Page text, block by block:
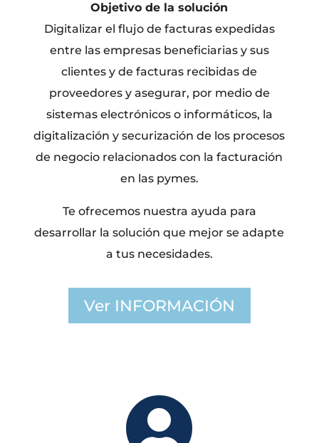
Objetivo de la solución
Digitalizar el flujo de facturas expedidas
entre las empresas beneficiarias y sus
clientes y de facturas recibidas de
proveedores y asegurar, por medio de
sistemas electrónicos o informáticos, la
digitalización y securización de los procesos
de negocio relacionados con la facturación
en las pymes.
Te ofrecemos nuestra ayuda para
desarrollar la solución que mejor se adapte
a tus necesidades.
Ver INFORMACIÓN
